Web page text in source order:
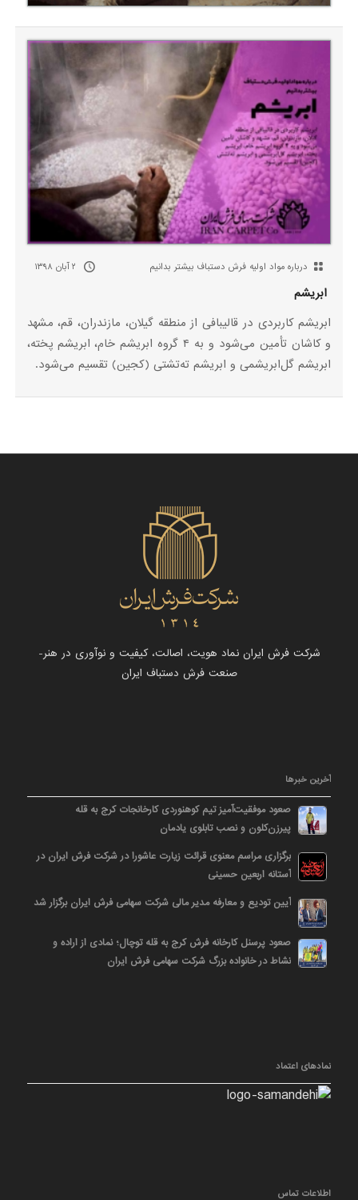
درباره مواد اولیه فرش دستباف بیشتر بدانیم ۲ آبان ۱۳۹۸
ابریشم
ابریشم کاربردی در قالیبافی از منطقه گیلان، مازندران، قم، مشهد
و کاشان تأمین می‌شود و به ۴ گروه ابریشم خام، ابریشم پخته،
ابریشم گل‌ابریشمی و ابریشم ته‌تشتی (کجین) تقسیم می‌شود.
شرکت فرش ایران نماد هویت، اصالت، کیفیت و نوآوری در هنر-
صنعت فرش دستباف ایران
آخرین خبرها
صعود موفقیت‌آمیز تیم کوهنوردی کارخانجات کرج به قله
پیرزن‌کلون و نصب تابلوی یادمان
برگزاری مراسم معنوی قرائت زیارت عاشورا در شرکت فرش ایران در
آستانه اربعین حسینی
آیین تودیع و معارفه مدیر مالی شرکت سهامی فرش ایران برگزار شد
صعود پرسنل کارخانه فرش کرج به قله توچال؛ نمادی از اراده و
نشاط در خانواده بزرگ شرکت سهامی فرش ایران
نمادهای اعتماد
اطلاعات تماس